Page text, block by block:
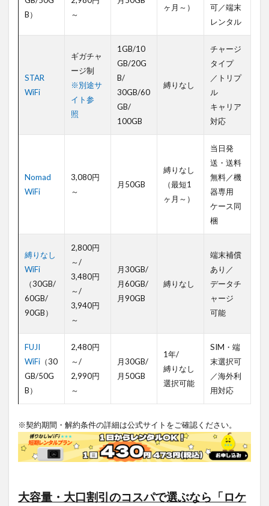
ト型
1.3.1
めのポ
ケット
型Wi-
1.3.2
1.3.3
ト利用
におす
すめの
ポケッ
おすす
ケット
型Wi-
大人数
で端末
を共有
するチ
1.3.6
おすすめのポケット型Wi-Fi3
B）
～
ヶ月～）
可／端末
レンタル
STAR
WiFi
ギガチャ
ージ制
※別途サ
イト参
照
1GB/10
GB/20G
B/
30GB/60
GB/
100GB
縛りなし
チャージ
タイプ
／トリプ
ル
キャリア
対応
Nomad
WiFi
3,080円
～
月50GB
縛りなし
（最短1
ヶ月～）
当日発
送・送料
無料／機
器専用
ケース同
梱
縛りなし
WiFi
（30GB/
60GB/
90GB）
2,800円
～/
3,480円
～/
3,940円
～
月30GB/
月60GB/
月90GB
縛りなし
端末補償
あり／
データチ
ャージ
可能
FUJI
WiFi （30
GB/50G
B）
2,480円
～/
2,990円
～
月30GB/
月50GB
1年/
縛りなし
選択可能
SIM・端
末選択可
／海外利
用対応
※契約期間・解約条件の詳細は公式サイトをご確認ください。
大容量・大口割引のコスパで選ぶなら「ロケ